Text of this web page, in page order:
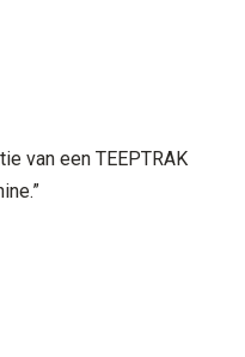
van een TEEPTRAK